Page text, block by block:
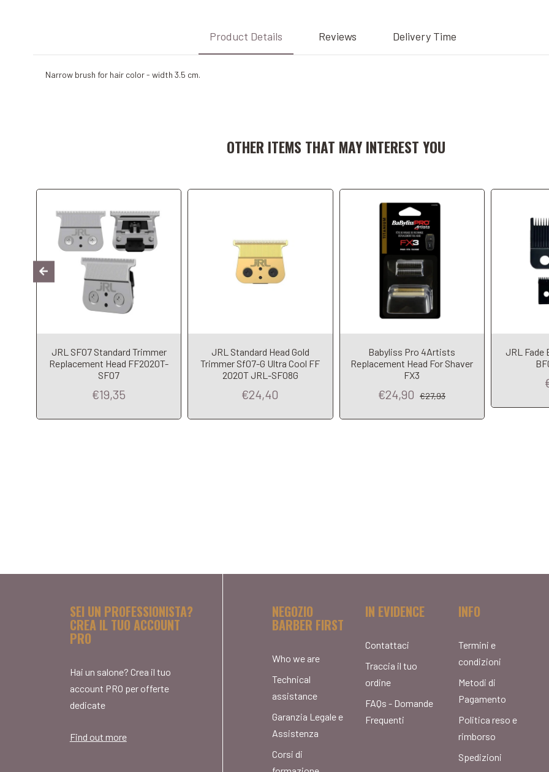
Product Details Reviews Delivery Time
Narrow brush for hair color - width 3.5 cm.
OTHER ITEMS THAT MAY INTEREST YOU
JRL SF07 Standard Trimmer
Replacement Head FF2020T-
SF07
€19,35
JRL Standard Head Gold
Trimmer Sf07-G Ultra Cool FF
2020T JRL-SF08G
€24,40
Babyliss Pro 4Artists
Replacement Head For Shaver
FX3
€24,90 €27,93
JRL Fade
SEI UN PROFESSIONISTA?
CREA IL TUO ACCOUNT
PRO
Hai un salone? Crea il tuo
account PRO per offerte
dedicate
Find out more
NEGOZIO
BARBER FIRST
Who we are
Technical
assistance
Garanzia Legale e
Assistenza
Corsi di
IN EVIDENCE
Contattaci
Traccia il tuo
ordine
FAQs - Domande
Frequenti
INFO
Termini e
condizioni
Metodi di
Pagamento
Politica reso e
rimborso
Spedizioni